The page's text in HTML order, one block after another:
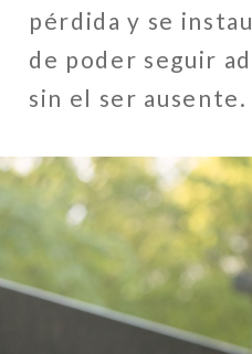
pérdida y se
de poder seguir
sin el ser ausente.